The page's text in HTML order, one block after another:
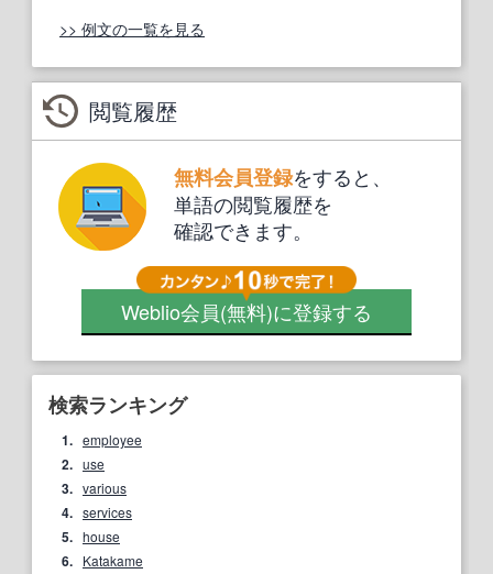
>> 例文の一覧を見る
閲覧履歴
無料会員登録をすると、
単語の閲覧履歴を
確認できます。
Weblio会員(無料)に登録する
検索ランキング
1. employee
2. use
3. various
4. services
5. house
6. Katakame